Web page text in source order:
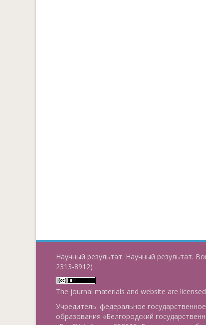
Научный результат. Научный результат.
2313-8912)
The journal materials and website are
Учредитель: федеральное
образования «Белгородский